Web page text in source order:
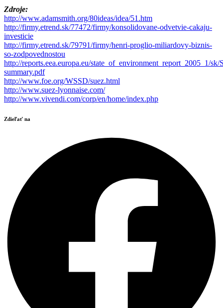
Zdroje:
http://www.adamsmith.org/80ideas/idea/51.htm
http://firmy.etrend.sk/77472/firmy/konsolidovane-odvetvie-cakaju-
investicie
http://firmy.etrend.sk/79791/firmy/henri-proglio-miliardovy-biznis-
so-zodpovednostou
http://reports.eea.europa.eu/state_of_environment_report_2005_1/sk/
summary.pdf
http://www.foe.org/WSSD/suez.html
http://www.suez-lyonnaise.com/
http://www.vivendi.com/corp/en/home/index.php
Zdieľať na